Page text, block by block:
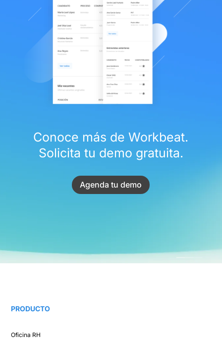
Conoce más de Workbeat.
Solicita tu demo gratuita.
Agenda tu demo
PRODUCTO
Oficina RH​